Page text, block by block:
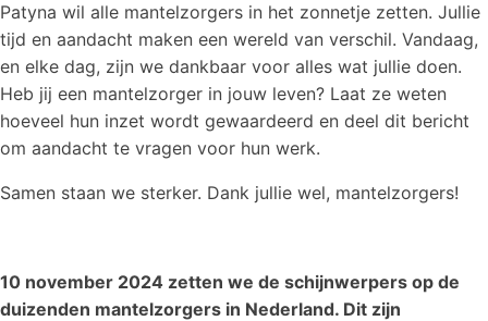
Patyna wil alle mantelzorgers in het zonnetje zetten. Jullie
tijd en aandacht maken een wereld van verschil. Vandaag,
en elke dag, zijn we dankbaar voor alles wat jullie doen.
Heb jij een mantelzorger in jouw leven? Laat ze weten
hoeveel hun inzet wordt gewaardeerd en deel dit bericht
om aandacht te vragen voor hun werk.
Samen staan we sterker. Dank jullie wel, mantelzorgers!
10 november 2024 zetten we de schijnwerpers op de
duizenden mantelzorgers in Nederland. Dit zijn